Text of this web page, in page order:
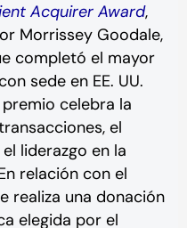
Acquirer Award,
Morrissey Goodale,
completó el mayor
sede en EE. UU.
celebra la
el
liderazgo en la
relación con el
realiza una donación
elegida por el